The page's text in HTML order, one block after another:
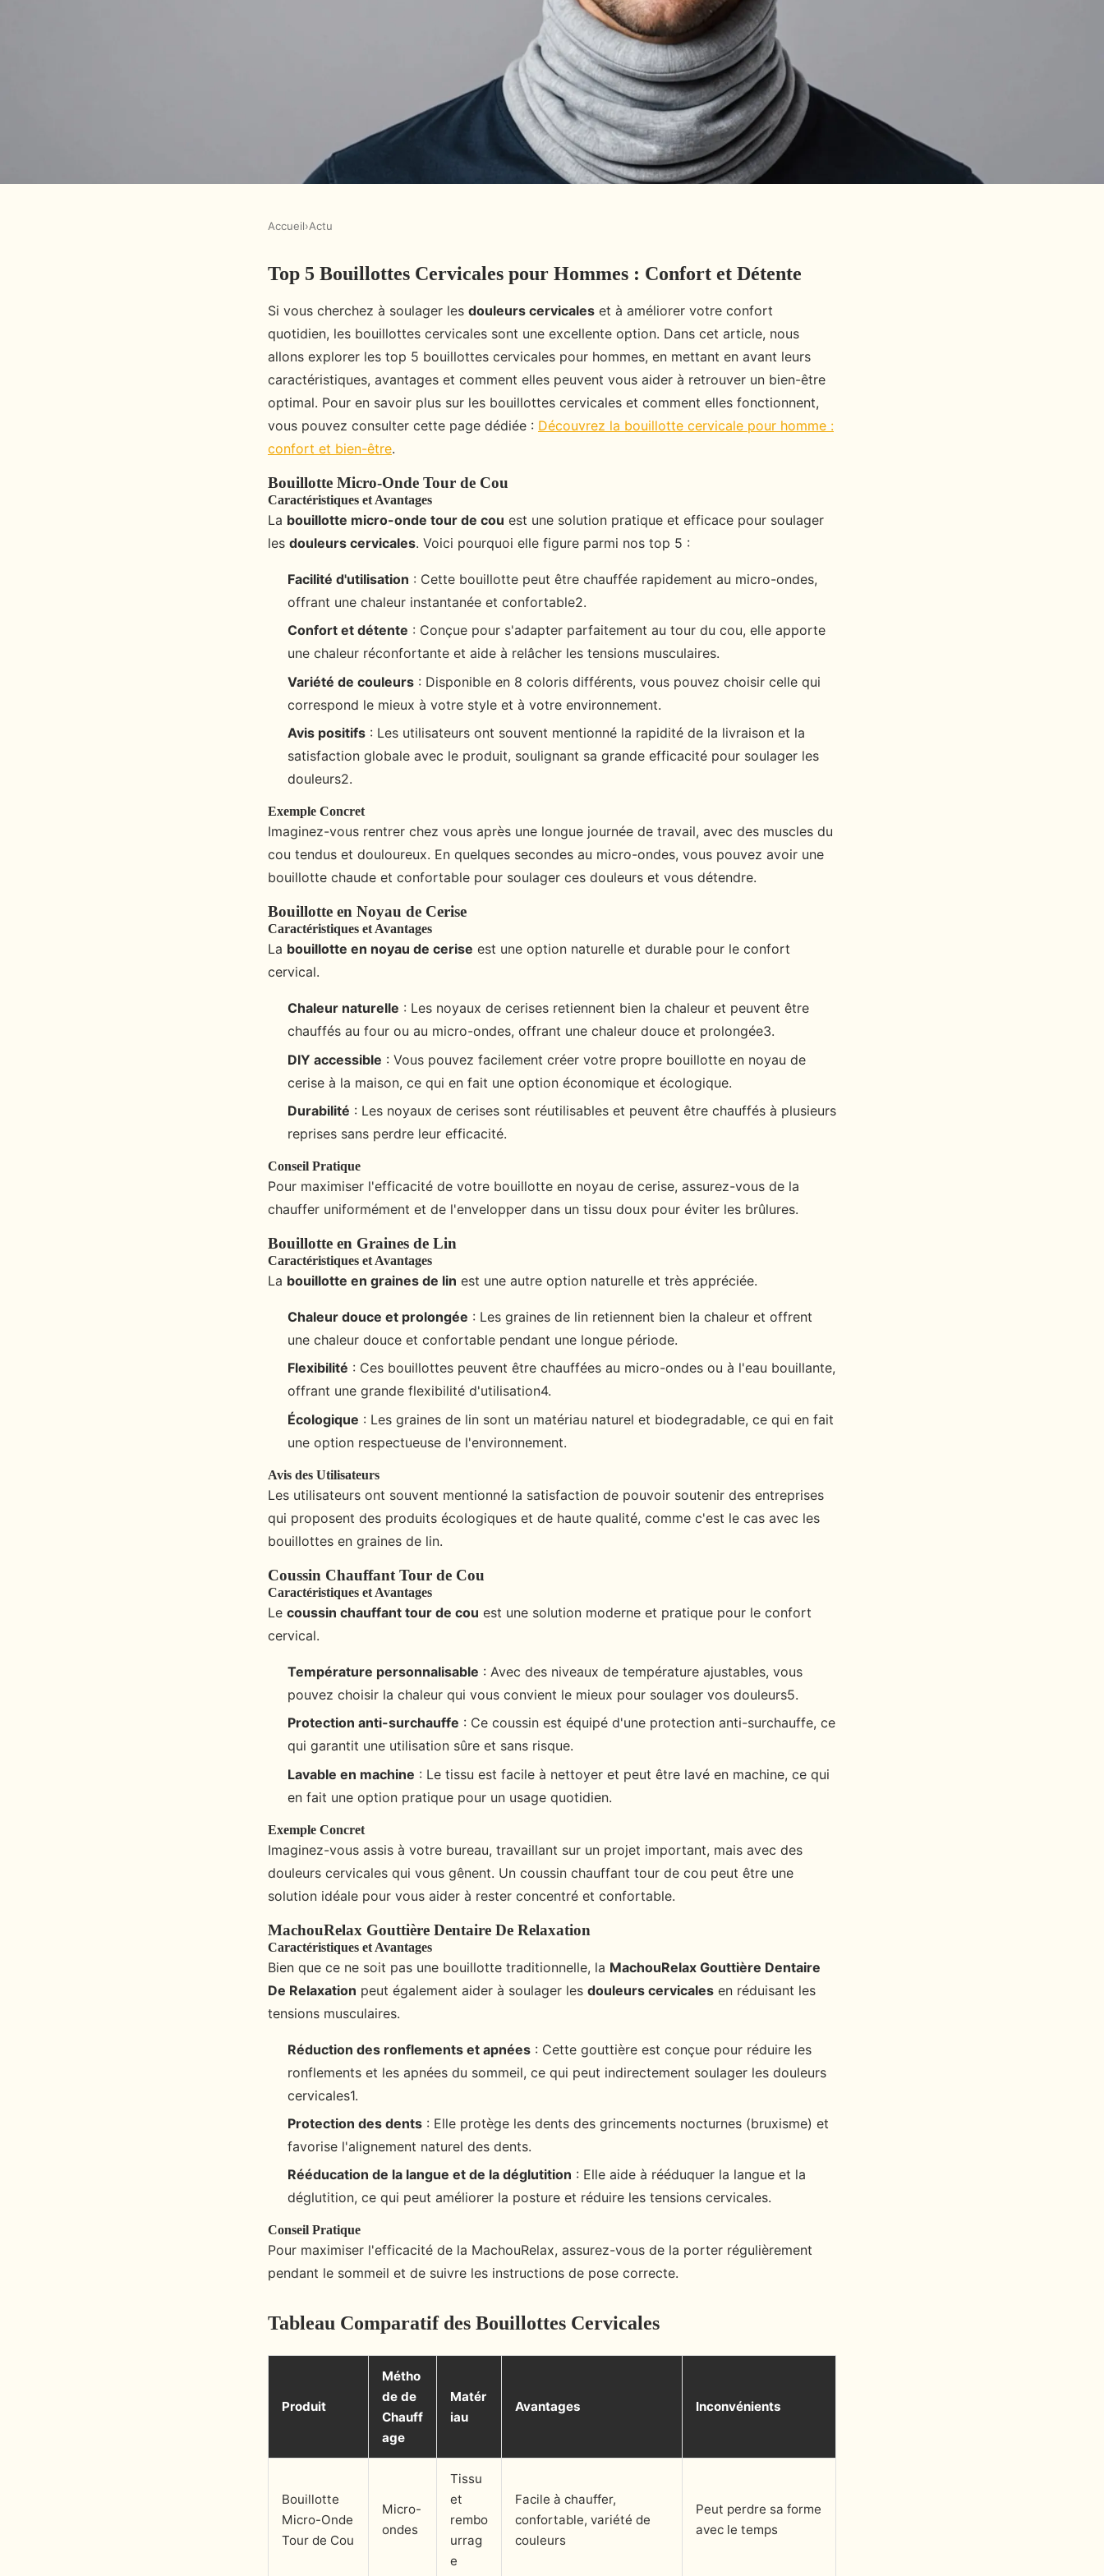
Top 5 bouillottes cervicales pour hommes
: confort et détente
Accueil›Actu
Top 5 Bouillottes Cervicales pour Hommes : Confort et Détente
Si vous cherchez à soulager les douleurs cervicales et à améliorer votre confort
quotidien, les bouillottes cervicales sont une excellente option. Dans cet article, nous
allons explorer les top 5 bouillottes cervicales pour hommes, en mettant en avant leurs
caractéristiques, avantages et comment elles peuvent vous aider à retrouver un bien-être
optimal. Pour en savoir plus sur les bouillottes cervicales et comment elles fonctionnent,
vous pouvez consulter cette page dédiée : Découvrez la bouillotte cervicale pour homme :
confort et bien-être.
Bouillotte Micro-Onde Tour de Cou
Caractéristiques et Avantages
La bouillotte micro-onde tour de cou est une solution pratique et efficace pour soulager
les douleurs cervicales. Voici pourquoi elle figure parmi nos top 5 :
Facilité d'utilisation : Cette bouillotte peut être chauffée rapidement au micro-ondes,
offrant une chaleur instantanée et confortable2.
Confort et détente : Conçue pour s'adapter parfaitement au tour du cou, elle apporte
une chaleur réconfortante et aide à relâcher les tensions musculaires.
Variété de couleurs : Disponible en 8 coloris différents, vous pouvez choisir celle qui
correspond le mieux à votre style et à votre environnement.
Avis positifs : Les utilisateurs ont souvent mentionné la rapidité de la livraison et la
satisfaction globale avec le produit, soulignant sa grande efficacité pour soulager les
douleurs2.
Exemple Concret
Imaginez-vous rentrer chez vous après une longue journée de travail, avec des muscles du
cou tendus et douloureux. En quelques secondes au micro-ondes, vous pouvez avoir une
bouillotte chaude et confortable pour soulager ces douleurs et vous détendre.
Bouillotte en Noyau de Cerise
Caractéristiques et Avantages
La bouillotte en noyau de cerise est une option naturelle et durable pour le confort
cervical.
Chaleur naturelle : Les noyaux de cerises retiennent bien la chaleur et peuvent être
chauffés au four ou au micro-ondes, offrant une chaleur douce et prolongée3.
DIY accessible : Vous pouvez facilement créer votre propre bouillotte en noyau de
cerise à la maison, ce qui en fait une option économique et écologique.
Durabilité : Les noyaux de cerises sont réutilisables et peuvent être chauffés à plusieurs
reprises sans perdre leur efficacité.
Conseil Pratique
Pour maximiser l'efficacité de votre bouillotte en noyau de cerise, assurez-vous de la
chauffer uniformément et de l'envelopper dans un tissu doux pour éviter les brûlures.
Bouillotte en Graines de Lin
Caractéristiques et Avantages
La bouillotte en graines de lin est une autre option naturelle et très appréciée.
Chaleur douce et prolongée : Les graines de lin retiennent bien la chaleur et offrent
une chaleur douce et confortable pendant une longue période.
Flexibilité : Ces bouillottes peuvent être chauffées au micro-ondes ou à l'eau bouillante,
offrant une grande flexibilité d'utilisation4.
Écologique : Les graines de lin sont un matériau naturel et biodegradable, ce qui en fait
une option respectueuse de l'environnement.
Avis des Utilisateurs
Les utilisateurs ont souvent mentionné la satisfaction de pouvoir soutenir des entreprises
qui proposent des produits écologiques et de haute qualité, comme c'est le cas avec les
bouillottes en graines de lin.
Coussin Chauffant Tour de Cou
Caractéristiques et Avantages
Le coussin chauffant tour de cou est une solution moderne et pratique pour le confort
cervical.
Température personnalisable : Avec des niveaux de température ajustables, vous
pouvez choisir la chaleur qui vous convient le mieux pour soulager vos douleurs5.
Protection anti-surchauffe : Ce coussin est équipé d'une protection anti-surchauffe, ce
qui garantit une utilisation sûre et sans risque.
Lavable en machine : Le tissu est facile à nettoyer et peut être lavé en machine, ce qui
en fait une option pratique pour un usage quotidien.
Exemple Concret
Imaginez-vous assis à votre bureau, travaillant sur un projet important, mais avec des
douleurs cervicales qui vous gênent. Un coussin chauffant tour de cou peut être une
solution idéale pour vous aider à rester concentré et confortable.
MachouRelax Gouttière Dentaire De Relaxation
Caractéristiques et Avantages
Bien que ce ne soit pas une bouillotte traditionnelle, la MachouRelax Gouttière Dentaire
De Relaxation peut également aider à soulager les douleurs cervicales en réduisant les
tensions musculaires.
Réduction des ronflements et apnées : Cette gouttière est conçue pour réduire les
ronflements et les apnées du sommeil, ce qui peut indirectement soulager les douleurs
cervicales1.
Protection des dents : Elle protège les dents des grincements nocturnes (bruxisme) et
favorise l'alignement naturel des dents.
Rééducation de la langue et de la déglutition : Elle aide à rééduquer la langue et la
déglutition, ce qui peut améliorer la posture et réduire les tensions cervicales.
Conseil Pratique
Pour maximiser l'efficacité de la MachouRelax, assurez-vous de la porter régulièrement
pendant le sommeil et de suivre les instructions de pose correcte.
Tableau Comparatif des Bouillottes Cervicales
Produit
Métho
de de
Chauff
age
Matér
iau
Avantages Inconvénients
Bouillotte
Micro-Onde
Tour de Cou
Micro-
ondes
Tissu
et
rembo
urrag
e
Facile à chauffer,
confortable, variété de
couleurs
Peut perdre sa forme
avec le temps